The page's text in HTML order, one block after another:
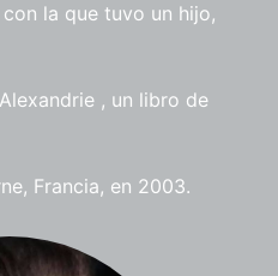
la que tuvo un hijo,
, un libro de
Francia, en 2003.